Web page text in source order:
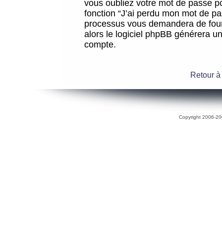
vous oubliez votre mot de passe
fonction “J’ai perdu mon mot de
processus vous demandera de
alors le logiciel phpBB générera
compte.
Retour
Copyright 2006-